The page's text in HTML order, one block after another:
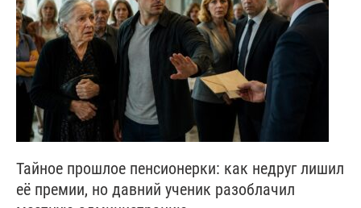
Тайное прошлое пенсионерки: как недруг лишил
её премии, но давний ученик разоблачил